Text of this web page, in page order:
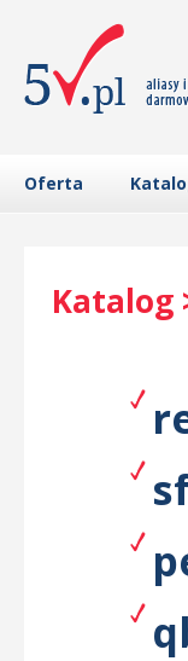
Oferta
Katalog